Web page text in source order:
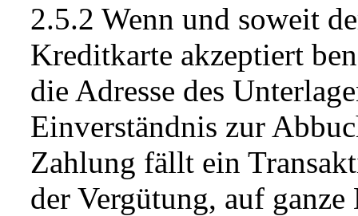
2.5.2 Wenn und soweit
Kreditkarte akzeptiert
die Adresse des
Einverständnis zur
Zahlung fällt ein
der Vergütung, auf